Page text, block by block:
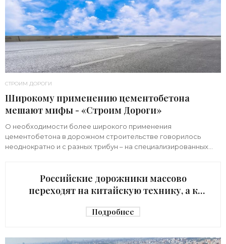
СТРОИМ ДОРОГИ
Широкому применению цементобетона
мешают мифы - «Строим Дороги»
О необходимости более широкого применения
цементобетона в дорожном строительстве говорилось
неоднократно и с разных трибун – на специализированных
Российские дорожники массово
переходят на китайскую технику, а к
присматриваются - «Строим Дороги»
Подробнее